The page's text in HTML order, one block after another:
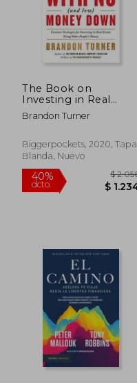
50%
dcto.
The Book on
Investing in Real
Estate With no (And
Low) Money Down:
Investing in Real
Estate Using Other
(Biggerpockets
Rental Kit, 1) (en
Brandon Turner
Biggerpockets, 2020, Tapa
Blanda, Nuevo